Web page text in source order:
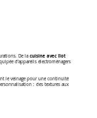
De la cuisine avec îlot
d’appareils électroménagers
le veinage pour une continuité
: des textures aux